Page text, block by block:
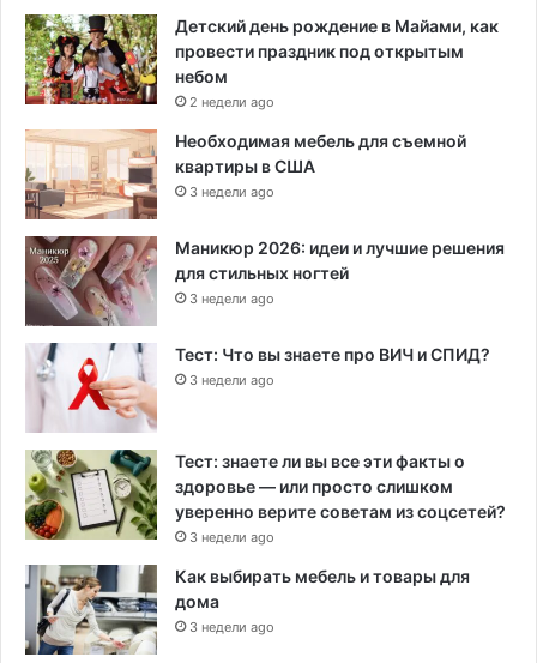
Детский день рождение в Майами, как
провести праздник под открытым
небом
2 недели ago
Необходимая мебель для съемной
квартиры в США
3 недели ago
Маникюр 2026: идеи и лучшие решения
для стильных ногтей
3 недели ago
Тест: Что вы знаете про ВИЧ и СПИД?
3 недели ago
Тест: знаете ли вы все эти факты о
здоровье — или просто слишком
уверенно верите советам из соцсетей?
3 недели ago
Как выбирать мебель и товары для
дома
3 недели ago